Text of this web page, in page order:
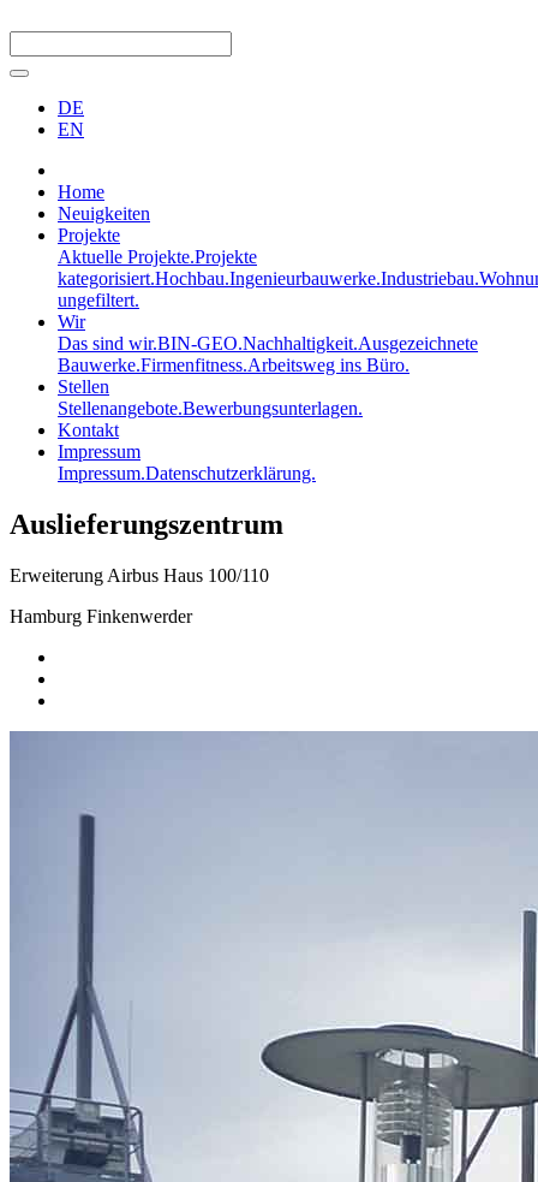
DE
EN
Home
Neuigkeiten
Projekte
Aktuelle Projekte.Projekte
kategorisiert.Hochbau.Ingenieurbauwerke.Industriebau.
ungefiltert.
Wir
Das sind wir.BIN-GEO.Nachhaltigkeit.Ausgezeichnete
Bauwerke.Firmenfitness.Arbeitsweg ins Büro.
Stellen
Stellenangebote.Bewerbungsunterlagen.
Kontakt
Impressum
Impressum.Datenschutzerklärung.
Auslieferungszentrum
Erweiterung Airbus Haus 100/110
Hamburg Finkenwerder